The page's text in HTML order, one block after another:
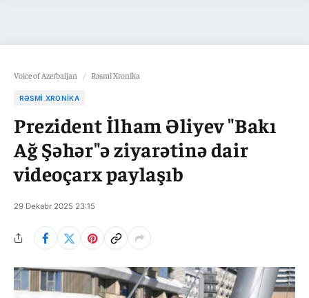
Voice of Azerbaijan / Rəsmi Xronika
RƏSMI XRONIKA
Prezident İlham Əliyev "Bakı
Ağ Şəhər"ə ziyarətinə dair
videoçarx paylaşıb
29 Dekabr 2025 23:15